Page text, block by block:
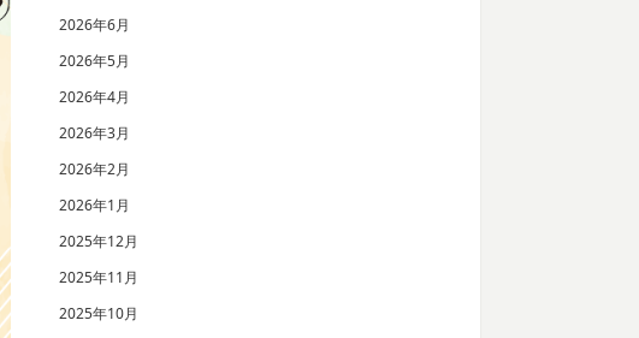
2026年6月
2026年5月
2026年4月
2026年3月
2026年2月
2026年1月
2025年12月
2025年11月
2025年10月